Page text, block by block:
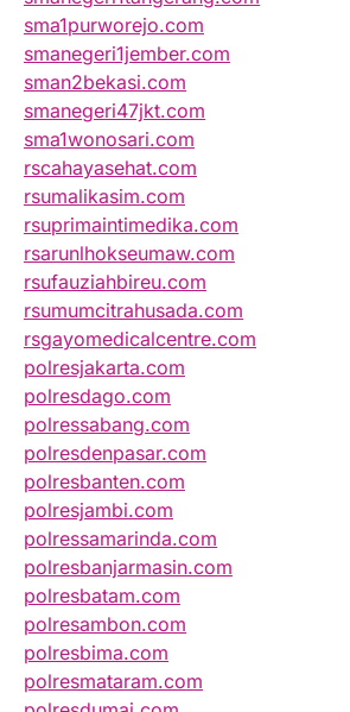
sma1purworejo.com
smanegeri1jember.com
sman2bekasi.com
smanegeri47jkt.com
sma1wonosari.com
rscahayasehat.com
rsumalikasim.com
rsuprimaintimedika.com
rsarunlhokseumaw.com
rsufauziahbireu.com
rsumumcitrahusada.com
rsgayomedicalcentre.com
polresjakarta.com
polresdago.com
polressabang.com
polresdenpasar.com
polresbanten.com
polresjambi.com
polressamarinda.com
polresbanjarmasin.com
polresbatam.com
polresambon.com
polresbima.com
polresmataram.com